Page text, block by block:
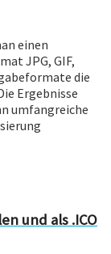
einen
JPG, GIF,
die
Ergebnisse
umfangreiche
und als .ICO